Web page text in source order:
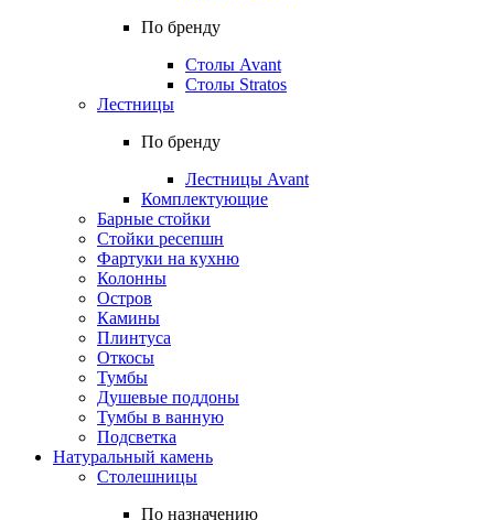
По бренду
Столы Avant
Столы Stratos
Лестницы
По бренду
Лестницы Avant
Комплектующие
Барные стойки
Стойки ресепшн
Фартуки на кухню
Колонны
Остров
Камины
Плинтуса
Откосы
Тумбы
Душевые поддоны
Тумбы в ванную
Подсветка
Натуральный камень
Столешницы
По назначению